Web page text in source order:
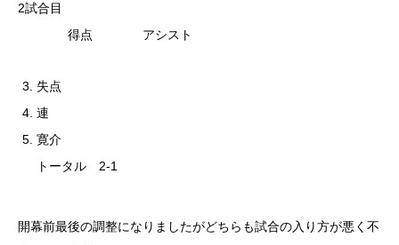
2試合目
得点 アシスト
失点
連
寛介
トータル 2-1
開幕前最後の調整になりましたがどちらも試合の入り方が悪く不